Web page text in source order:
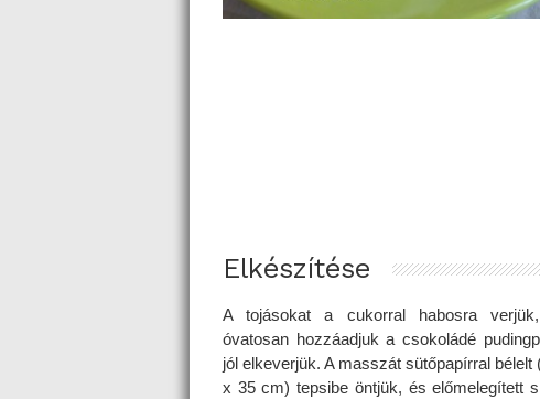
Elkészítése
A tojásokat a cukorral habosra
óvatosan hozzáadjuk a csokoládé
jól elkeverjük. A masszát sütőpapírral bélelt
x 35 cm) tepsibe öntjük, és előmelegített